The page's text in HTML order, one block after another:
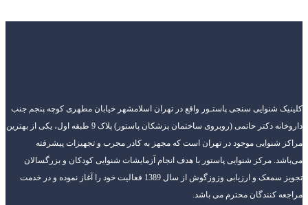
کلینیک شنوایی سنجی پاستـور واقع در تهران اسلامشهر خیابان مطهری کوچه پنجم جنب
داروخانه دکتر حاتمی (روبروی ساختمان پزشکان پاستور) پلاک 9 طبقه اول، یکی از بهترین
مراکز شنوایی موجود در تهران است که مجهز به کادر مجرب و تجهیزات پیشرفته
می‌باشد. مرکز شنوایی پاستور با هدف انجام آزمایشات شنوایی کودکان و بزرگسالان
تجویز سمعک و ارزیابی وزوزگوش از سال 1389 فعالیت خود را آغاز نموده و در خدمت
مراجعه کنندگان محترم می باشد.